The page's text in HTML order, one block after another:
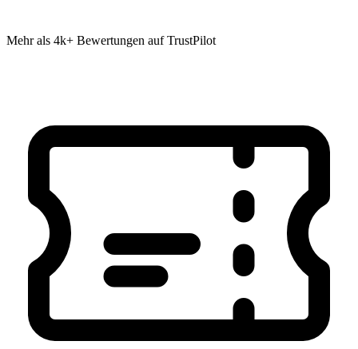
Mehr als 4k+ Bewertungen auf TrustPilot